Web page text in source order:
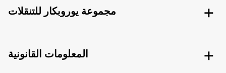
مجموعة يوروبكار للتنقلات
المعلومات القانونية